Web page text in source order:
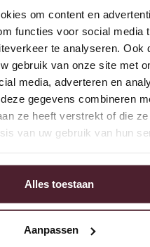
om content en
functies voor social media
te analyseren. Ook
gebruik van onze site met
media, adverteren en
gegevens combineren
ze heeft verstrekt of die
van uw gebruik van hun
Alles toestaan
Aanpassen